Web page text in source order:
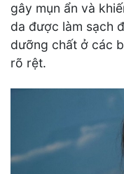
gây mụn ẩn và
da được làm sạch
dưỡng chất ở các
rõ rệt.